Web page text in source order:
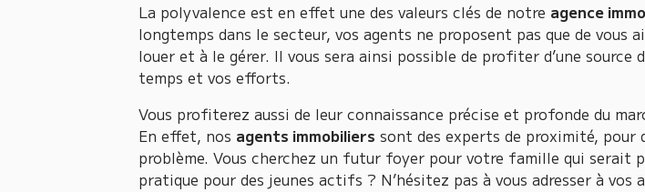
La polyvalence est en effet une des valeurs clés de notre agence
longtemps dans le secteur, vos agents ne proposent pas que de vous
louer et à le gérer. Il vous sera ainsi possible de profiter d’une
temps et vos efforts.
Vous profiterez aussi de leur connaissance précise et profonde du
En effet, nos agents immobiliers sont des experts de proximité, pour
problème. Vous cherchez un futur foyer pour votre famille qui serait
pratique pour des jeunes actifs ? N’hésitez pas à vous adresser à